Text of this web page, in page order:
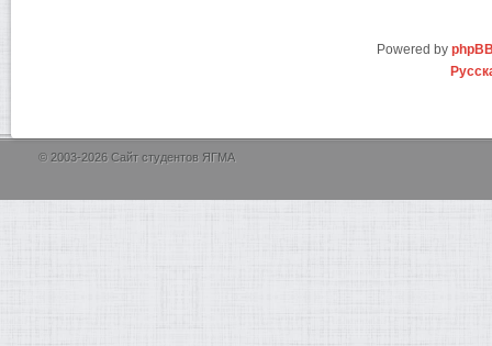
Powered by
© 2003-2026 Сайт студентов ЯГМА